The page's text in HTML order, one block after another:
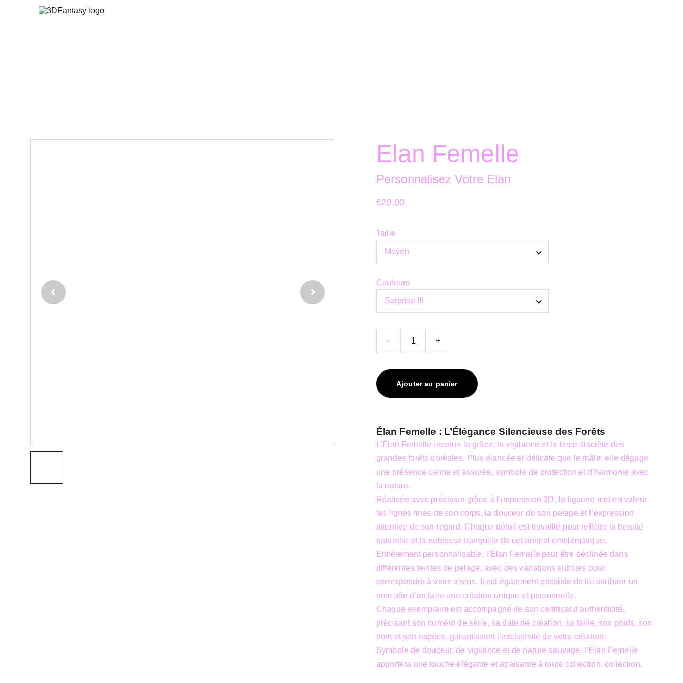
Elan Femelle
Personnalisez Votre Elan
€20.00
Taille
Couleurs
- +
Ajouter au panier
Élan Femelle : L’Élégance Silencieuse des Forêts
L’Élan Femelle incarne la grâce, la vigilance et la force discrète des
grandes forêts boréales. Plus élancée et délicate que le mâle, elle dégage
une présence calme et assurée, symbole de protection et d’harmonie avec
la nature.
Réalisée avec précision grâce à l’impression 3D, la figurine met en valeur
les lignes fines de son corps, la douceur de son pelage et l’expression
attentive de son regard. Chaque détail est travaillé pour refléter la beauté
naturelle et la noblesse tranquille de cet animal emblématique.
Entièrement personnalisable, l’Élan Femelle peut être déclinée dans
différentes teintes de pelage, avec des variations subtiles pour
correspondre à votre vision. Il est également possible de lui attribuer un
nom afin d’en faire une création unique et personnelle.
Chaque exemplaire est accompagné de son certificat d’authenticité,
précisant son numéro de série, sa date de création, sa taille, son poids, son
nom et son espèce, garantissant l’exclusivité de votre création.
Symbole de douceur, de vigilance et de nature sauvage, l’Élan Femelle
apportera une touche élégante et apaisante à toute collection. collection.